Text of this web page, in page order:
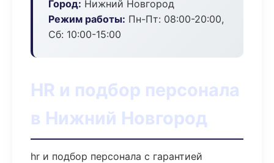
Город: Нижний Новгород
Режим работы: Пн-Пт: 08:00-20:00,
Сб: 10:00-15:00
HR и подбор персонала
в Нижний Новгород
hr и подбор персонала с гарантией